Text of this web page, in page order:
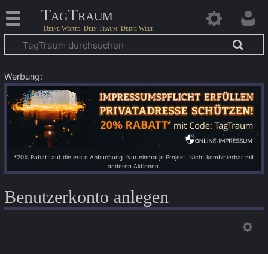
TagTraum
Werbung:
*20% Rabatt auf die erste Abbuchung. Nur einmal je Projekt. Nicht kombinierbar mit
anderen Aktionen.
Benutzerkonto anlegen